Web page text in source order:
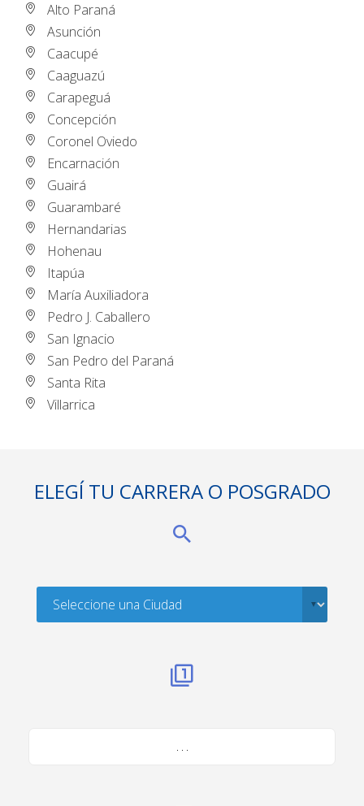
Alto Paraná
Asunción
Caacupé
Caaguazú
Carapeguá
Concepción
Coronel Oviedo
Encarnación
Guairá
Guarambaré
Hernandarias
Hohenau
Itapúa
María Auxiliadora
Pedro J. Caballero
San Ignacio
San Pedro del Paraná
Santa Rita
Villarrica
ELEGÍ TU CARRERA O POSGRADO
. . .